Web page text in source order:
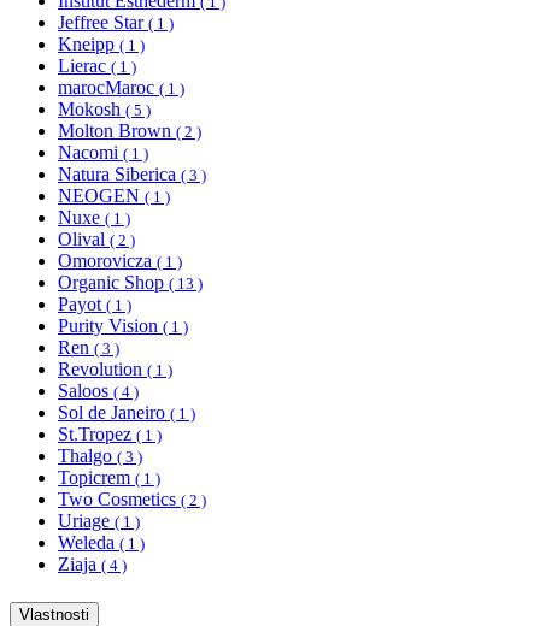
Jeffree Star ( 1 )
Kneipp ( 1 )
Lierac ( 1 )
marocMaroc ( 1 )
Mokosh ( 5 )
Molton Brown ( 2 )
Nacomi ( 1 )
Natura Siberica ( 3 )
NEOGEN ( 1 )
Nuxe ( 1 )
Olival ( 2 )
Omorovicza ( 1 )
Organic Shop ( 13 )
Payot ( 1 )
Purity Vision ( 1 )
Ren ( 3 )
Revolution ( 1 )
Saloos ( 4 )
Sol de Janeiro ( 1 )
St.Tropez ( 1 )
Thalgo ( 3 )
Topicrem ( 1 )
Two Cosmetics ( 2 )
Uriage ( 1 )
Weleda ( 1 )
Ziaja ( 4 )
Vlastnosti